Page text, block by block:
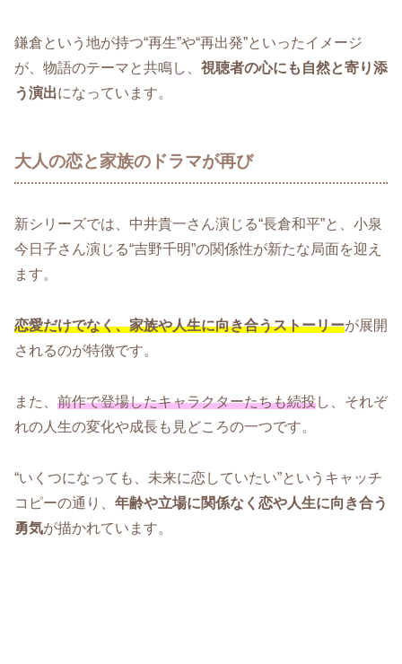
鎌倉という地が持つ“再生”や“再出発”といったイメージ
が、物語のテーマと共鳴し、 視聴者の心にも自然と寄り添
う演出になっています。
大人の恋と家族のドラマが再び
新シリーズでは、中井貴一さん演じる“長倉和平”と、小泉
今日子さん演じる“吉野千明”の関係性が新たな局面を迎え
ます。
恋愛だけでなく、家族や人生に向き合うストーリーが展開
されるのが特徴です。
また、 前作で登場したキャラクターたちも続投し、それぞ
れの人生の変化や成長も見どころの一つです。
“いくつになっても、未来に恋していたい”というキャッチ
コピーの通り、 年齢や立場に関係なく恋や人生に向き合う
勇気が描かれています。